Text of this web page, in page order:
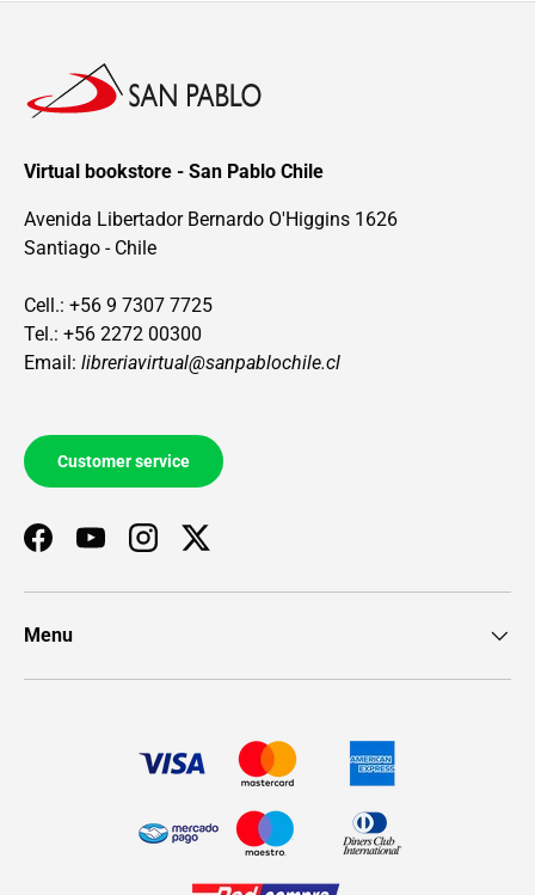
Virtual bookstore - San Pablo Chile
Avenida Libertador Bernardo O'Higgins 1626
Santiago - Chile
Cell.: +56 9 7307 7725
Tel.: +56 2272 00300
Email: libreriavirtual@sanpablochile.cl
Customer service
FacebookYouTubeInstagramTwitter
Menu